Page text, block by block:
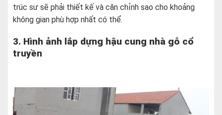
trúc sư sẽ phải thiết kế và căn chỉnh sao cho khoảng
không gian phù hợp nhất có thể.
3. Hình ảnh lắp dựng hậu cung nhà gỗ cổ
truyền